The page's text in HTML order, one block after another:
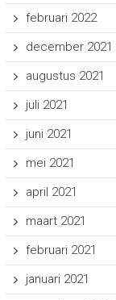
februari 2022
december 2021
augustus 2021
juli 2021
juni 2021
mei 2021
april 2021
maart 2021
februari 2021
januari 2021